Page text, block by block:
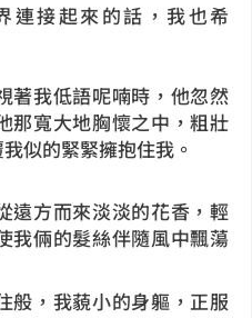
連接起來的話，我也希
著我低語呢喃時，他忽然
寬大地胸懷之中，粗壯
似的緊緊擁抱住我。
遠方而來淡淡的花香，輕
我倆的髮絲伴隨風中飄蕩
般，我藐小的身軀，正服